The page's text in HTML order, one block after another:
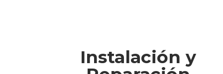
Instalación y